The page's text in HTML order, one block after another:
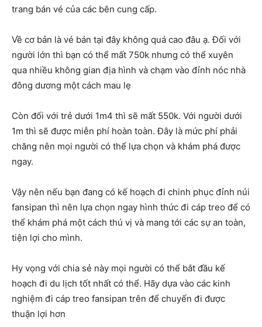
trang bán vé của các bên cung cấp.
Về cơ bản là vé bán tại đây không quá cao đâu ạ. Đối với
người lớn thì bạn có thể mất 750k nhưng có thể xuyên
qua nhiều không gian địa hình và chạm vào đỉnh nóc nhà
đông dương một cách mau lẹ
Còn đối với trẻ dưới 1m4 thì sẽ mất 550k. Với người dưới
1m thì sẽ được miễn phí hoàn toàn. Đây là mức phí phải
chăng nên mọi người có thể lựa chọn và khám phá được
ngay.
Vậy nên nếu bạn đang có kế hoạch đi chinh phục đỉnh núi
fansipan thì nên lựa chọn ngay hình thức đi cáp treo để có
thể khám phá một cách thú vị và mang tới các sự an toàn,
tiện lợi cho mình.
Hy vọng với chia sẻ này mọi người có thể bắt đầu kế
hoạch đi du lịch tốt nhất có thể. Hãy dựa vào các kinh
nghiệm đi cáp treo fansipan trên để chuyến đi được
thuận lợi hơn